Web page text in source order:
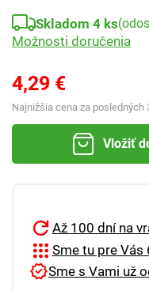
4,29 €
Najnižšia cena za posledných
Skladom 4 ks
Možnosti doručenia
Vložiť
Až 100 dní na
Sme tu pre Vás
Sme s Vami už